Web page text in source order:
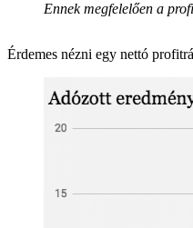
Ennek megfelelően a
Érdemes nézni egy nettó